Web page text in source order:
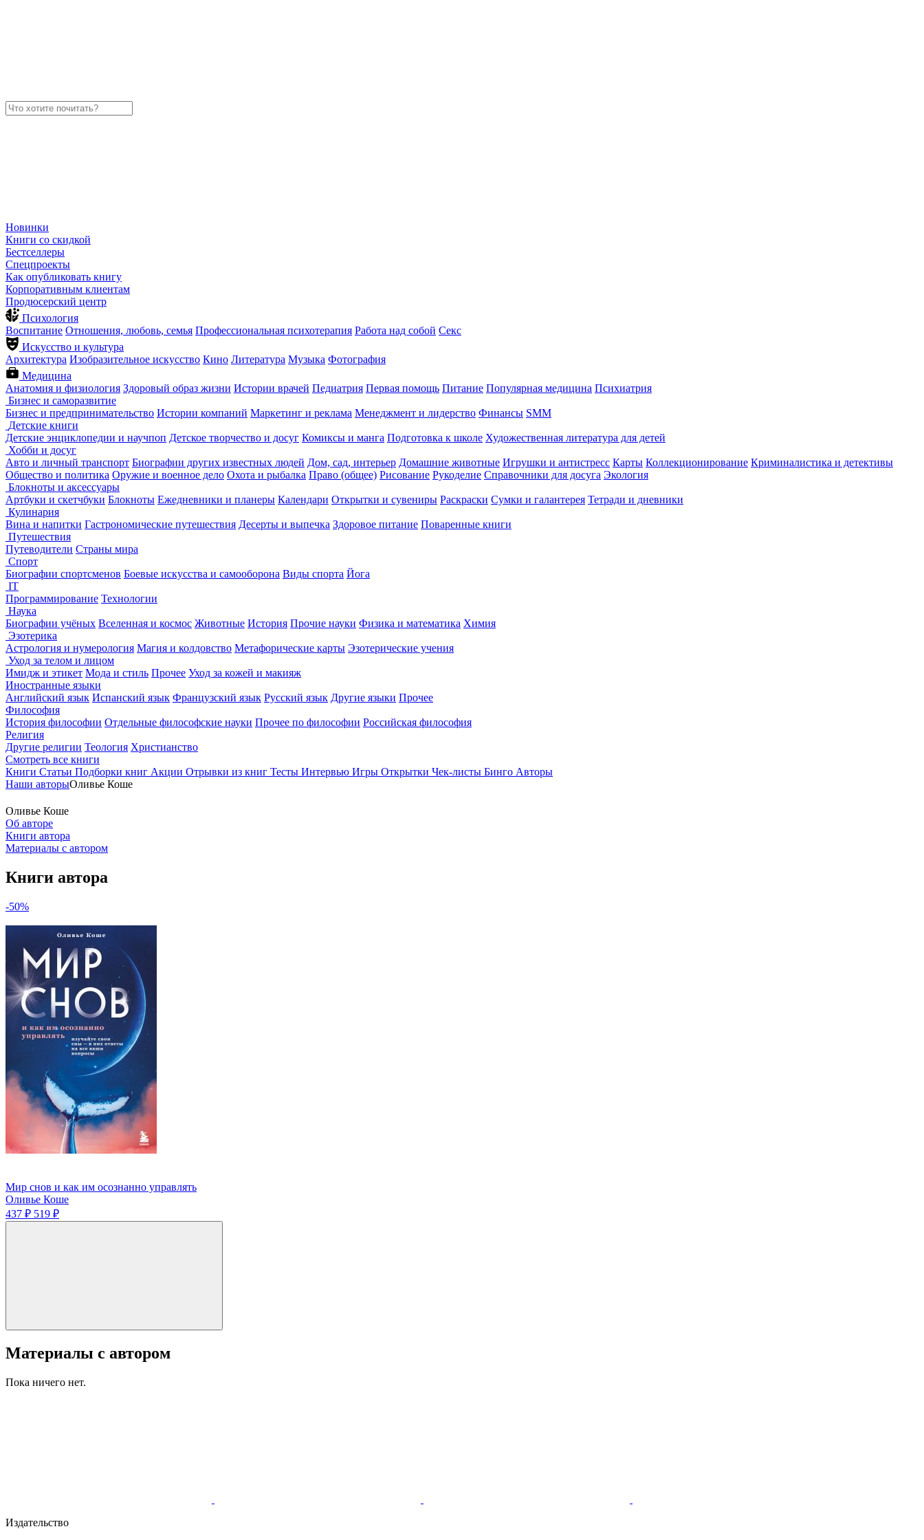
Новинки
Книги со скидкой
Бестселлеры
Спецпроекты
Как опубликовать книгу
Корпоративным клиентам
Продюсерский центр
Психология
Воспитание Отношения, любовь, семья Профессиональная психотерапия Работа над собой Секс
Искусство и культура
Архитектура Изобразительное искусство Кино Литература Музыка Фотография
Медицина
Анатомия и физиология Здоровый образ жизни Истории врачей Педиатрия Первая помощь Питание Популярная медицина Психиатрия
Бизнес и саморазвитие
Бизнес и предпринимательство Истории компаний Маркетинг и реклама Менеджмент и лидерство Финансы SMM
Детские книги
Детские энциклопедии и научпоп Детское творчество и досуг Комиксы и манга Подготовка к школе Художественная литература для детей
Хобби и досуг
Авто и личный транспорт Биографии других известных людей Дом, сад, интерьер Домашние животные Игрушки и антистресс Карты Коллекционирование Криминалистика и детективы
Общество и политика Оружие и военное дело Охота и рыбалка Право (общее) Рисование Рукоделие Справочники для досуга Экология
Блокноты и аксессуары
Артбуки и скетчбуки Блокноты Ежедневники и планеры Календари Открытки и сувениры Раскраски Сумки и галантерея Тетради и дневники
Кулинария
Вина и напитки Гастрономические путешествия Десерты и выпечка Здоровое питание Поваренные книги
Путешествия
Путеводители Страны мира
Спорт
Биографии спортсменов Боевые искусства и самооборона Виды спорта Йога
IT
Программирование Технологии
Наука
Биографии учёных Вселенная и космос Животные История Прочие науки Физика и математика Химия
Эзотерика
Астрология и нумерология Магия и колдовство Метафорические карты Эзотерические учения
Уход за телом и лицом
Имидж и этикет Мода и стиль Прочее Уход за кожей и макияж
Иностранные языки
Английский язык Испанский язык Французский язык Русский язык Другие языки Прочее
Философия
История философии Отдельные философские науки Прочее по философии Российская философия
Религия
Другие религии Теология Христианство
Смотреть все книги
Книги Статьи Подборки книг Акции Отрывки из книг Тесты Интервью Игры Открытки Чек-листы Бинго Авторы
Наши авторыОливьe Коше
Оливьe Коше
Об авторе
Книги автора
Материалы с автором
Книги автора
-50%
Мир снов и как им осознанно управлять
Оливьe Коше
437 ₽ 519 ₽
Материалы с автором
Пока ничего нет.
Издательство